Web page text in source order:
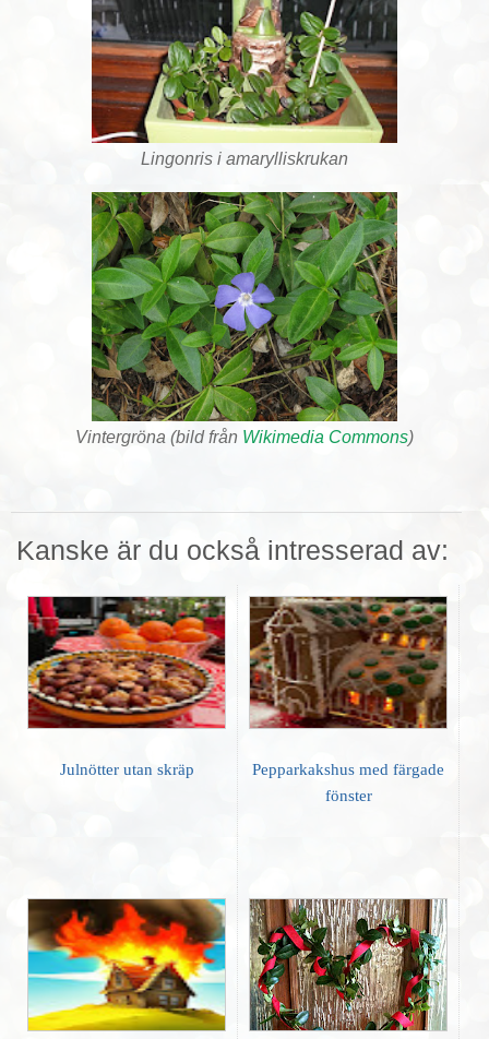
Lingonris i amarylliskrukan
Vintergröna (bild från Wikimedia Commons)
Kanske är du också intresserad av:
Julnötter utan skräp
Pepparkakshus med färgade
fönster